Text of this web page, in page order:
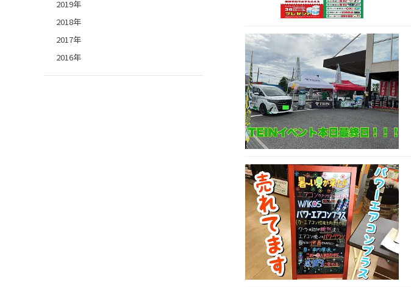
2019年
2018年
2017年
2016年